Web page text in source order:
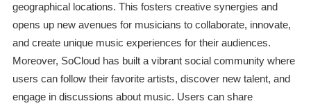
geographical locations. This fosters creative synergies and
opens up new avenues for musicians to collaborate, innovate,
and create unique music experiences for their audiences.
Moreover, SoCloud has built a vibrant social community where
users can follow their favorite artists, discover new talent, and
engage in discussions about music. Users can share